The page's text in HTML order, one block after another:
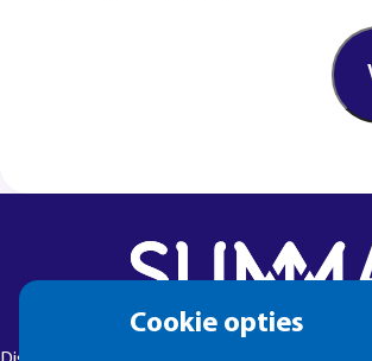
Cookie opties